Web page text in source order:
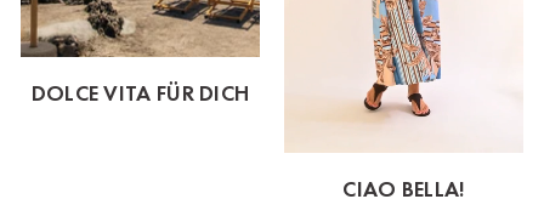
DOLCE VITA FÜR DICH
CIAO BELLA!